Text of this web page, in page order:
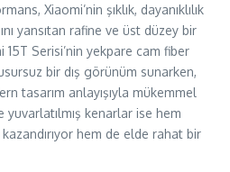
Xiaomi’nin şıklık, dayanıklılık
yansıtan rafine ve üst düzey bir
Serisi’nin yekpare cam fiber
bir dış görünüm sunarken,
tasarım anlayışıyla mükemmel
kenarlar ise hem
hem de elde rahat bir